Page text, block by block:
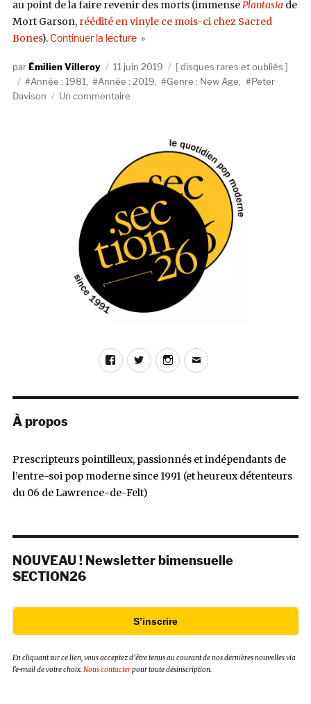
au point de la faire revenir des morts (immensePlantasiade
Mort Garson, réédité en vinyle ce mois-ci chez Sacred
Bones). Continuer la lecturede « Peter Davison, Glide (Avocado
AuteurÉmilien Villeroy
Publié
le
11 juin 2019 Catégories
disques rares et oubliés
Étiquettes
Année : 1981, Année : 2019, Genre : New Age,
Peter
Davison
Un commentairesur
(Avocado
Records,
1981)
FacebookTwitterInstagram
E-
À propos
Prescripteurs pointilleux, passionnés et indépendants de
l’entre-soi pop moderne since 1991 (et heureux détenteurs
du 06 de Lawrence-de-Felt)
NOUVEAU ! Newsletter bimensuelle
SECTION26
S’inscrire
En cliquant sur ce lien, vous acceptez d’être tenus au courant de nos dernières nouvelles via
l’e-mail de votre choix.Nous contacterpour toute désinscription.